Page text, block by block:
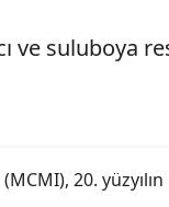
ve suluboya
(MCMI), 20. yüzyılın